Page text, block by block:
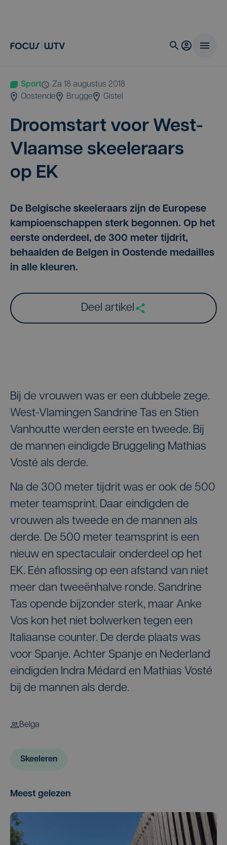
Sport
za 18 augustus 2018
Oostende
Brugge Gistel
Droom­start voor West-
Vlaam­se skee­le­raars
op EK
De Belgische skeeleraars zijn de Europese
kampioenschappen sterk begonnen. Op het
eerste onderdeel, de 300 meter tijdrit,
behaalden de Belgen in Oostende medailles
in alle kleuren.
Deel artikel
Bij de vrouwen was er een dubbele zege.
West-Vlamingen Sandrine Tas en Stien
Vanhoutte werden eerste en tweede. Bij
de mannen eindigde Bruggeling Mathias
Vosté als derde.
Na de 300 meter tijdrit was er ook de 500
meter teamsprint. Daar eindigden de
vrouwen als tweede en de mannen als
derde. De 500 meter teamsprint is een
nieuw en spectaculair onderdeel op het
EK. Eén aflossing op een afstand van niet
meer dan tweeënhalve ronde. Sandrine
Tas opende bijzonder sterk, maar Anke
Vos kon het niet bolwerken tegen een
Italiaanse counter. De derde plaats was
voor Spanje. Achter Spanje en Nederland
eindigden Indra Médard en Mathias Vosté
bij de mannen als derde.
Belga
Skeeleren
Meest gelezen